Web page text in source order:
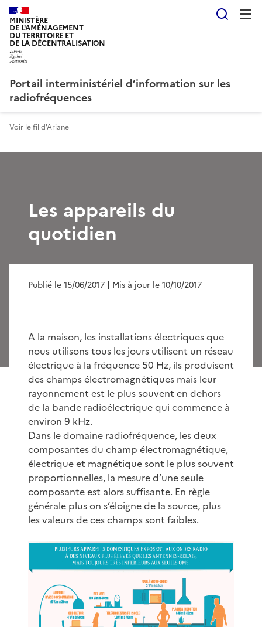
MINISTÈRE
DE L'AMÉNAGEMENT
DU TERRITOIRE ET
DE LA DÉCENTRALISATION
Portail interministériel d’information sur les
radiofréquences
Voir le fil d'Ariane
Les appareils du
quotidien
Publié le 15/06/2017 | Mis à jour le 10/10/2017
A la maison, les installations électriques que
nous utilisons tous les jours utilisent un réseau
électrique à la fréquence 50 Hz, ils produisent
des champs électromagnétiques mais leur
rayonnement est le plus souvent en dehors
de la bande radioélectrique qui commence à
environ 9 kHz.
Dans le domaine radiofréquence, les deux
composantes du champ électromagnétique,
électrique et magnétique sont le plus souvent
proportionnelles, la mesure d’une seule
composante est alors suffisante. En règle
générale plus on s’éloigne de la source, plus
les valeurs de ces champs sont faibles.